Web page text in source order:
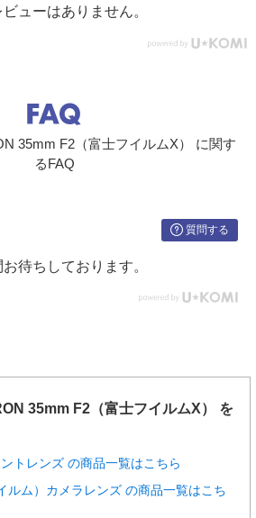
ビューはありません。
35mm F2（富士フイルムX） に関す
るFAQ
質問する
お待ちしております。
35mm F2（富士フイルムX） を
トレンズ の商品一覧はこちら
ルム）カメラレンズ の商品一覧はこち